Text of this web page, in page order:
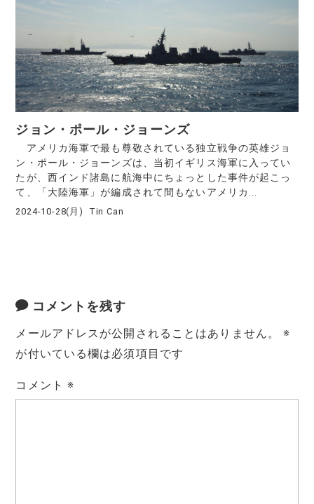
ジョン・ポール・ジョーンズ
アメリカ海軍で最も尊敬されている独立戦争の英雄ジョ
ン・ポール・ジョーンズは、当初イギリス海軍に入ってい
たが、西インド諸島に航海中にちょっとした事件が起こっ
て、「大陸海軍」が編成されて間もないアメリカ...
2024-10-28(月) Tin Can
コメントを残す
メールアドレスが公開されることはありません。
※
が付いている欄は必須項目です
コメント※